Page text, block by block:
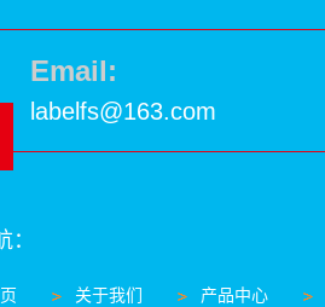
Email:
labelfs@163.com
关于我们 产品中心